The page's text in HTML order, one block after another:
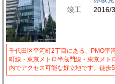
竣工
2016/3
千代田区平河町2丁目にある、PMO平
町線・東京メトロ半蔵門線・東京メト
内でアクセス可能な好立地です。徒